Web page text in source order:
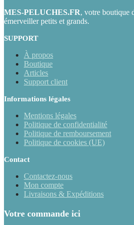
MES-PELUCHES.FR, votre boutique
émerveiller petits et grands.
SUPPORT
À propos
Boutique
Articles
Support client
Informations légales
Mentions légales
Politique de confidentialité
Politique de remboursement
Politique de cookies (UE)
Contact
Contactez-nous
Mon compte
Livraisons & Expéditions
Votre commande ici